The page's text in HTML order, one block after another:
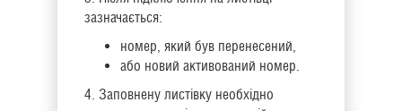
зазначається:
номер, який був перенесений,
або новий активований номер.
4. Заповнену листівку необхідно